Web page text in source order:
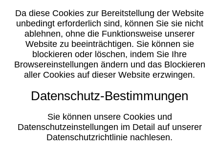
Da diese Cookies zur Bereitstellung der Website
unbedingt erforderlich sind, können Sie sie nicht
ablehnen, ohne die Funktionsweise unserer
Website zu beeinträchtigen. Sie können sie
blockieren oder löschen, indem Sie Ihre
Browsereinstellungen ändern und das Blockieren
aller Cookies auf dieser Website erzwingen.
Datenschutz-Bestimmungen
Sie können unsere Cookies und
Datenschutzeinstellungen im Detail auf unserer
Datenschutzrichtlinie nachlesen.